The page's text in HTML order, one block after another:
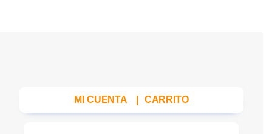
MI CUENTA CARRITO